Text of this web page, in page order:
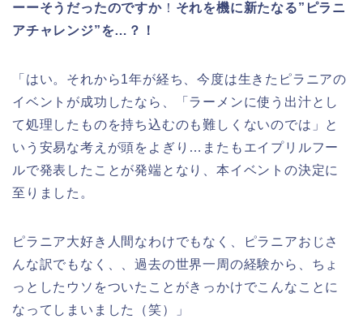
ーーそうだったのですか！ それを機に新たなる”ピラニ
アチャレンジ”を…？！
「はい。それから1年が経ち、今度は生きたピラニアの
イベントが成功したなら、「ラーメンに使う出汁とし
て処理したものを持ち込むのも難しくないのでは」と
いう安易な考えが頭をよぎり…またもエイプリルフー
ルで発表したことが発端となり、本イベントの決定に
至りました。
ピラニア大好き人間なわけでもなく、ピラニアおじさ
んな訳でもなく、、過去の世界一周の経験から、ちょ
っとしたウソをついたことがきっかけでこんなことに
なってしまいました（笑）」